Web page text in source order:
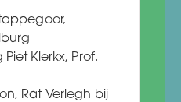
Piet Klerkx, Prof.
Rat Verlegh bij